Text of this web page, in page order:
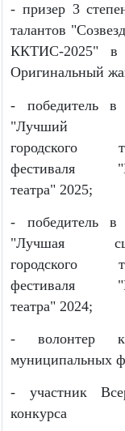
жизненную
Чурлу
специальности
и
мультимедийных
театральной
волонтер
и городских
- призер 3
ККТИС-2025"
Оригинальный